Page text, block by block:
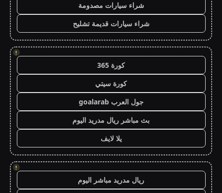
شراء سيارات مصدومة
شراء سيارات قديمة تشليح
!
كورة 365
كورة سيتي
جول العرب goalarab
بث مباشر ريال مدريد اليوم
يلا لايف
!
ريال مدريد مباشر اليوم